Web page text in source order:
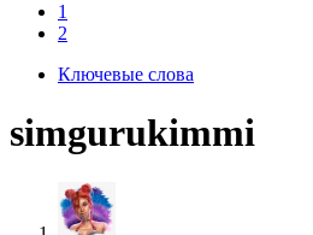
1
2
Ключевые слова
simgurukimmi